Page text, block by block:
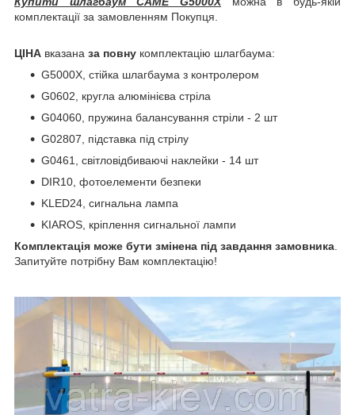
комплектації за замовленням Покупця.
ЦІНА вказана за повну комплектацію шлагбаума:
G5000X, стійка шлагбаума з контролером
G0602, кругла алюмінієва стріла
G04060, пружина балансування стріли - 2 шт
G02807, підставка під стрілу
G0461, світловідбиваючі наклейки - 14 шт
DIR10, фотоелементи безпеки
KLED24, сигнальна лампа
KIAROS, кріплення сигнальної лампи
Комплектація може бути змінена під завдання замовника.
Запитуйте потрібну Вам комплектацію!